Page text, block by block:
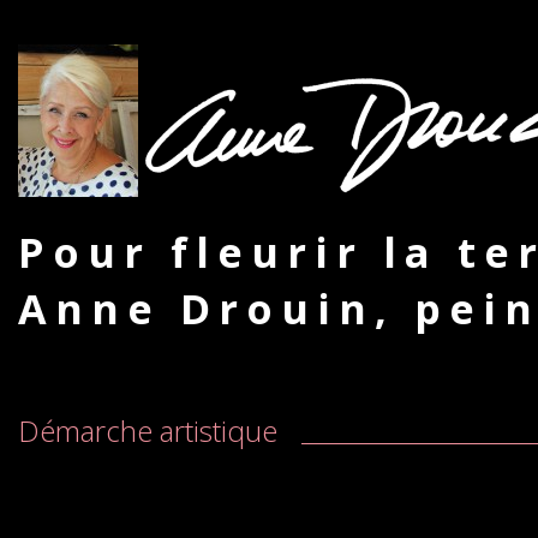
Pour fleurir la
Anne Drouin,
Démarche artistique